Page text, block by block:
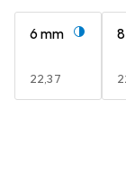
6 mm
EUR
22,37